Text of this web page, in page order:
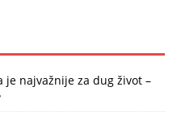
je najvažnije za dug život –